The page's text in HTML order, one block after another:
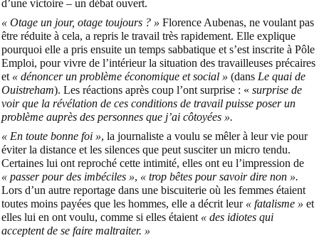
d’une victoire – un débat ouvert.
« Otage un jour, otage toujours ? » Florence Aubenas, ne voulant pas
être réduite à cela, a repris le travail très rapidement. Elle explique
pourquoi elle a pris ensuite un temps sabbatique et s’est inscrite à Pôle
Emploi, pour vivre de l’intérieur la situation des travailleuses précaires
et « dénoncer un problème économique et social » (dans Le quai de
Ouistreham). Les réactions après coup l’ont surprise : « surprise de
voir que la révélation de ces conditions de travail puisse poser un
problème auprès des personnes que j’ai côtoyées ».
« En toute bonne foi », la journaliste a voulu se mêler à leur vie pour
éviter la distance et les silences que peut susciter un micro tendu.
Certaines lui ont reproché cette intimité, elles ont eu l’impression de
« passer pour des imbéciles », « trop bêtes pour savoir dire non ».
Lors d’un autre reportage dans une biscuiterie où les femmes étaient
toutes moins payées que les hommes, elle a décrit leur « fatalisme » et
elles lui en ont voulu, comme si elles étaient « des idiotes qui
acceptent de se faire maltraiter. »